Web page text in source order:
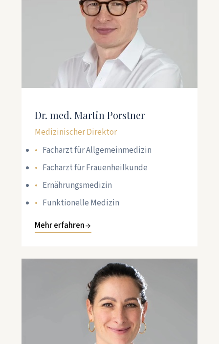
Dr. med. Martin Porstner
Medizinischer Direktor
Facharzt für Allgemeinmedizin
Facharzt für Frauenheilkunde
Ernährungsmedizin
Funktionelle Medizin
Mehr erfahren